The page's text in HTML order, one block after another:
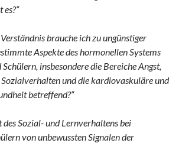
brauche ich zu ungünstiger
Aspekte des hormonellen Systems
insbesondere die Bereiche Angst,
und die kardiovaskuläre und
betreffend?“
des Sozial- und Lernverhaltens bei
von unbewussten Signalen der